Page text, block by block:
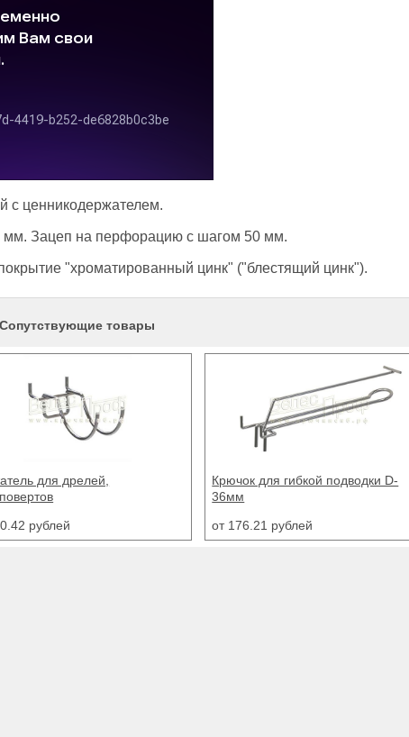
с ценникодержателем.
мм. Зацеп на перфорацию с шагом 50 мм.
"хроматированный цинк" ("блестящий цинк").
Сопутствующие товары
для гибкой подводки D-
рублей
Стеллаж торговый металлический
островной перфорированный
от 11512.29 рублей